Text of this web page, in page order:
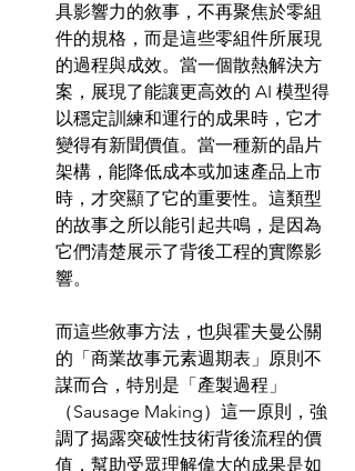
具影響力的敘事，不再聚焦於零組
件的規格，而是這些零組件所展現
的過程與成效。當一個散熱解決方
案，展現了能讓更高效的 AI 模型得
以穩定訓練和運行的成果時，它才
變得有新聞價值。當一種新的晶片
架構，能降低成本或加速產品上市
時，才突顯了它的重要性。這類型
的故事之所以能引起共鳴，是因為
它們清楚展示了背後工程的實際影
響。
而這些敘事方法，也與霍夫曼公關
的「商業故事元素週期表」原則不
謀而合，特別是「產製過程」
（Sausage Making）這一原則，強
調了揭露突破性技術背後流程的價
值，幫助受眾理解偉大的成果是如